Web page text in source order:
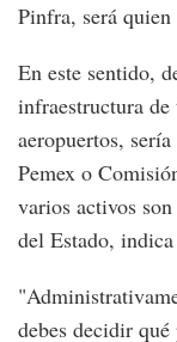
Pinfra, será
En este sentido,
infraestructura de
aeropuertos,
Pemex o
varios activos
del Estado,
debes decidir